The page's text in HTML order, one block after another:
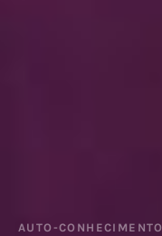
AUTO-CONHECIMENTO